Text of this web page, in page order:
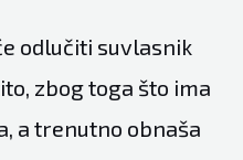
odlučiti suvlasnik
zbog toga što ima
a trenutno obnaša